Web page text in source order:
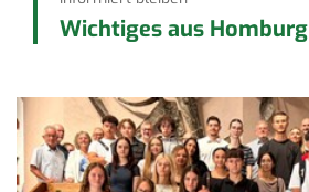
Wichtiges aus Homburg